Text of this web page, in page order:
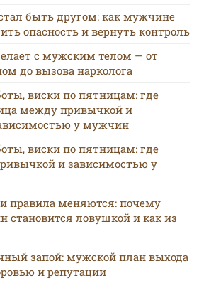
быть другом: как мужчине
опасность и вернуть контроль
с мужским телом — от
до вызова нарколога
виски по пятницам: где
между привычкой и
у мужчин
виски по пятницам: где
и зависимостью у
правила меняются: почему
становится ловушкой и как из
запой: мужской план выхода
и репутации